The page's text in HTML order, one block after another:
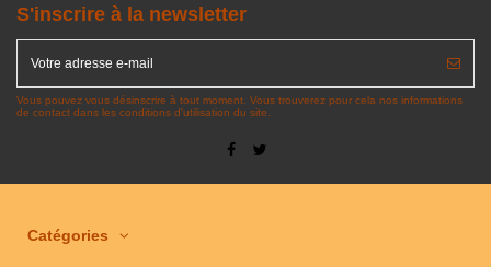
S'inscrire à la newsletter
Vous pouvez vous désinscrire à tout moment. Vous trouverez pour cela nos informations
de contact dans les conditions d'utilisation du site.
Catégories